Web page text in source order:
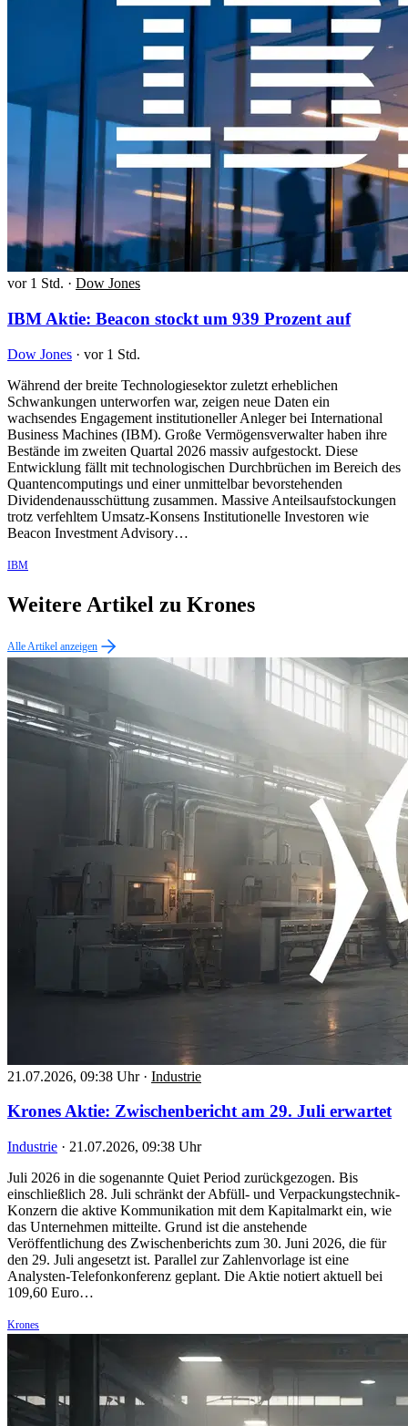
vor 1 Std. · Dow Jones
IBM Aktie: Beacon stockt um 939 Prozent auf
Dow Jones · vor 1 Std.
Während der breite Technologiesektor zuletzt erheblichen
Schwankungen unterworfen war, zeigen neue Daten ein
wachsendes Engagement institutioneller Anleger bei International
Business Machines (IBM). Große Vermögensverwalter haben ihre
Bestände im zweiten Quartal 2026 massiv aufgestockt. Diese
Entwicklung fällt mit technologischen Durchbrüchen im Bereich des
Quantencomputings und einer unmittelbar bevorstehenden
Dividendenausschüttung zusammen. Massive Anteilsaufstockungen
trotz verfehltem Umsatz-Konsens Institutionelle Investoren wie
Beacon Investment Advisory…
IBM
Weitere Artikel zu Krones
Alle Artikel anzeigen
21.07.2026, 09:38 Uhr · Industrie
Krones Aktie: Zwischenbericht am 29. Juli erwartet
Industrie · 21.07.2026, 09:38 Uhr
Juli 2026 in die sogenannte Quiet Period zurückgezogen. Bis
einschließlich 28. Juli schränkt der Abfüll- und Verpackungstechnik-
Konzern die aktive Kommunikation mit dem Kapitalmarkt ein, wie
das Unternehmen mitteilte. Grund ist die anstehende
Veröffentlichung des Zwischenberichts zum 30. Juni 2026, die für
den 29. Juli angesetzt ist. Parallel zur Zahlenvorlage ist eine
Analysten-Telefonkonferenz geplant. Die Aktie notiert aktuell bei
109,60 Euro…
Krones